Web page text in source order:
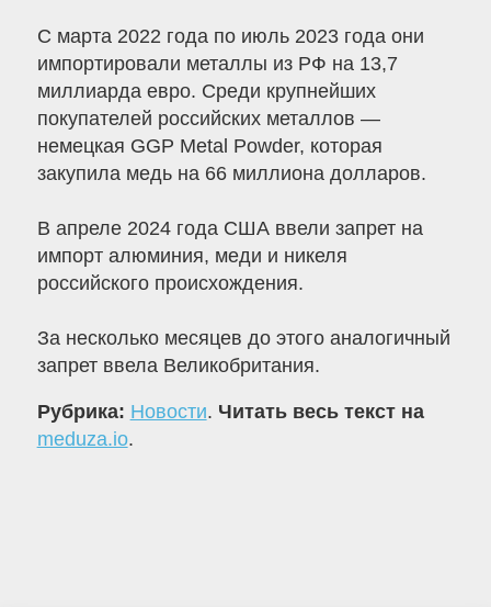
С марта 2022 года по июль 2023 года они
импортировали металлы из РФ на 13,7
миллиарда евро. Среди крупнейших
покупателей российских металлов —
немецкая GGP Metal Powder, которая
закупила медь на 66 миллиона долларов.
В апреле 2024 года США ввели запрет на
импорт алюминия, меди и никеля
российского происхождения.
За несколько месяцев до этого аналогичный
запрет ввела Великобритания.
Рубрика: Новости. Читать весь текст на
meduza.io.